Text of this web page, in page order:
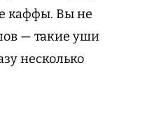
каффы. Вы не
— такие уши
несколько